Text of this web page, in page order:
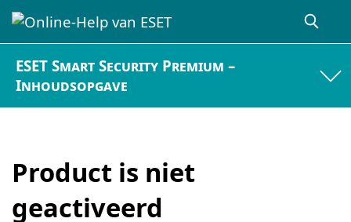
ESET Smart Security Premium –
Inhoudsopgave
Product is niet
geactiveerd